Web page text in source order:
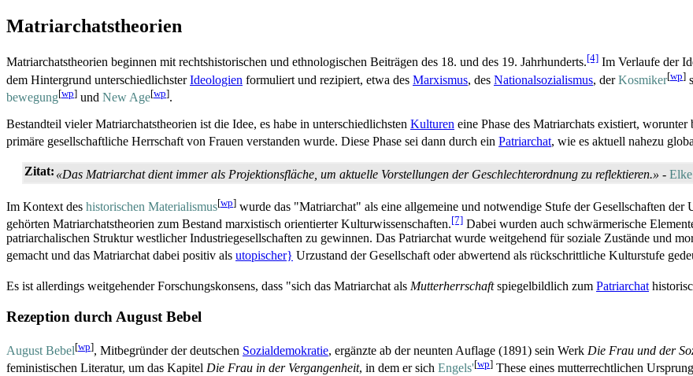
Matriarchatstheorien
Matriarchatstheorien beginnen mit rechts­historischen und ethnologischen Beiträgen des 18. und des 19. Jahrhunderts.[4] Im Verlaufe der
dem Hintergrund unterschiedlichsterIdeologien formuliert und rezipiert, etwa des Marxismus, des Nationalsozialismus, derKosmiker[wp]
bewegung[wp] und New Age[wp].
Bestandteil vieler Matriarchats­theorien ist die Idee, es habe in unterschiedlichsten Kulturen eine Phase des Matriarchats existiert,
primäre gesellschaftliche Herrschaft von Frauen verstanden wurde. Diese Phase sei dann durch ein Patriarchat, wie es aktuell nahezu
Zitat: «Das Matriarchat dient immer als Projektionsfläche, um aktuelle Vorstellungen der Geschlechterordnung zu reflektieren.» -
Im Kontext des historischen Materialismus[wp] wurde das "Matriarchat" als eine allgemeine und notwendige Stufe der Gesellschaften der
gehörten Matriarchats­theorien zum Bestand marxistisch orientierter Kultur­wissenschaften.[7] Dabei wurden auch schwärmerische
patriarchalischen Struktur westlicher Industrie­gesellschaften zu gewinnen. Das Patriarchat wurde weitgehend für soziale Zustände und
gemacht und das Matriarchat dabei positiv als utopischer} Urzustand der Gesellschaft oder abwertend als rück­schrittliche Kulturstufe
Es ist allerdings weitgehender Forschungskonsens, dass "sich das Matriarchat als Mutterherrschaftspiegel­bildlich zum Patriarchat
Rezeption durch August Bebel
August Bebel[wp], Mitbegründer der deutschen Sozialdemokratie, ergänzte ab der neunten Auflage (1891) sein Werk Die Frau und der
feministischen Literatur, um das Kapitel Die Frau in der Vergangenheit, in dem er sich Engels'[wp] These eines mutter­rechtlichen